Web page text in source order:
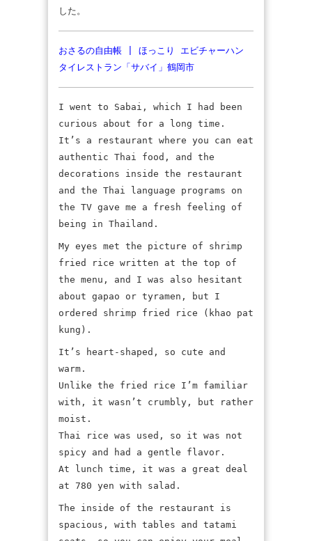
した。
おさるの自由帳 | ほっこり エビチャーハン
タイレストラン「サバイ」鶴岡市
I went to Sabai, which I had been
curious about for a long time.
It’s a restaurant where you can eat
authentic Thai food, and the
decorations inside the restaurant
and the Thai language programs on
the TV gave me a fresh feeling of
being in Thailand.
My eyes met the picture of shrimp
fried rice written at the top of
the menu, and I was also hesitant
about gapao or tyramen, but I
ordered shrimp fried rice (khao pat
kung).
It’s heart-shaped, so cute and
warm.
Unlike the fried rice I’m familiar
with, it wasn’t crumbly, but rather
moist.
Thai rice was used, so it was not
spicy and had a gentle flavor.
At lunch time, it was a great deal
at 780 yen with salad.
The inside of the restaurant is
spacious, with tables and tatami